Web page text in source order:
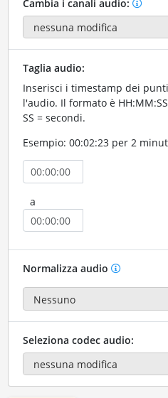
Cambia i canali audio:
Taglia audio:
Inserisci i timestamp dei
l'audio. Il formato è
SS = secondi.
Esempio: 00:02:23 per 2
a
Normalizza audio
Seleziona codec audio: